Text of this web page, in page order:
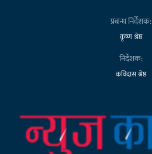
प्रबन्ध निर्देशक:
कृष्ण श्रेष्ठ
निर्देशक:
कविदास श्रेष्ठ